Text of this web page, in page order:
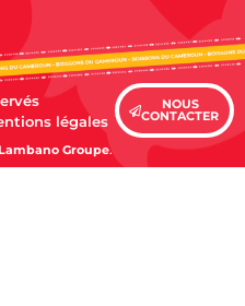
légales
NOUS
CONTACTER
Lambano Groupe.